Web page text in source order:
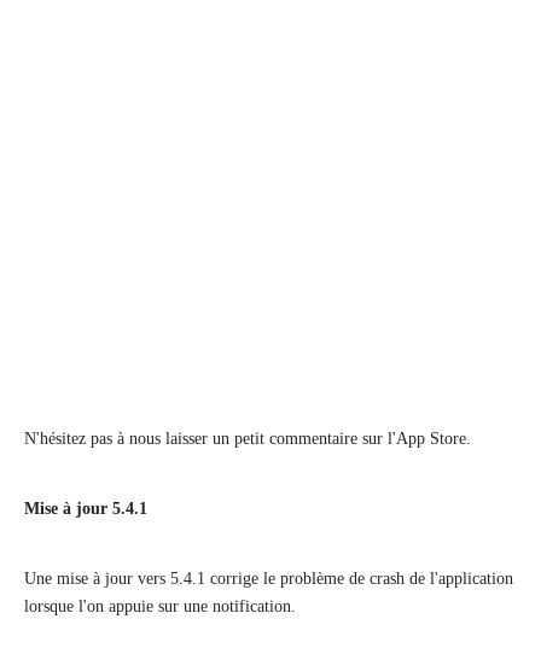
N'hésitez pas à nous laisser un petit commentaire sur l'App Store.
Mise à jour 5.4.1
Une mise à jour vers 5.4.1 corrige le problème de crash de l'application
lorsque l'on appuie sur une notification.